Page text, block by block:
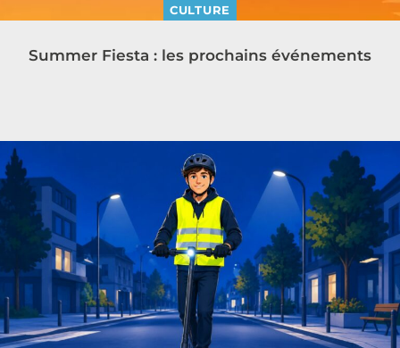
CULTURE
Summer Fiesta : les prochains événements